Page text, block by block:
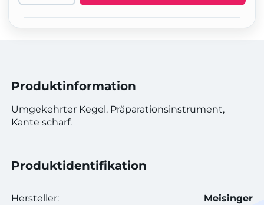
Produktinformation
Umgekehrter Kegel. Präparationsinstrument,
Kante scharf.
Produktidentifikation
Hersteller: Meisinger